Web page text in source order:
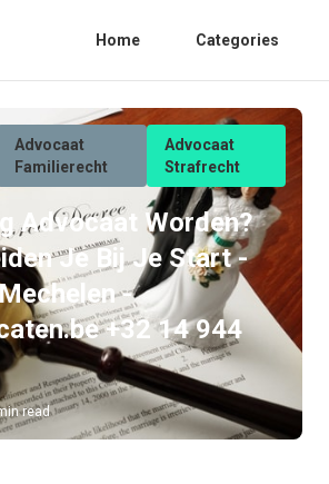
Home Categories
Advocaat
Familierecht
Advocaat
Strafrecht
Advocaat Worden?
Je Bij Je Start -
-
+32 14 944
read